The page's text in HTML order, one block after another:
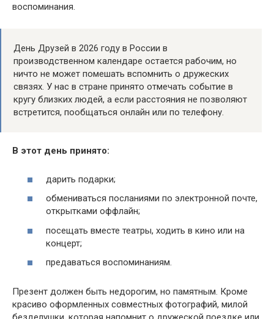
воспоминания.
День Друзей в 2026 году в России в
производственном календаре остается рабочим, но
ничто не может помешать вспомнить о дружеских
связях. У нас в стране принято отмечать событие в
кругу близких людей, а если расстояния не позволяют
встретится, пообщаться онлайн или по телефону.
В этот день принято:
дарить подарки;
обмениваться посланиями по электронной почте,
открытками оффлайн;
посещать вместе театры, ходить в кино или на
концерт;
предаваться воспоминаниям.
Презент должен быть недорогим, но памятным. Кроме
красиво оформленных совместных фотографий, милой